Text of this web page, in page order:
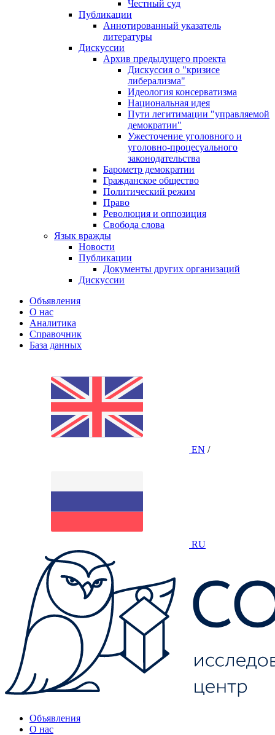
Честный суд
Публикации
Аннотированный указатель
литературы
Дискуссии
Архив предыдущего проекта
Дискуссия о "кризисе
либерализма"
Идеология консерватизма
Национальная идея
Пути легитимации "управляемой
демократии"
Ужесточение уголовного и
уголовно-процесуального
законодательства
Барометр демократии
Гражданское общество
Политический режим
Право
Революция и оппозиция
Свобода слова
Язык вражды
Новости
Публикации
Документы других организаций
Дискуссии
Объявления
О нас
Аналитика
Справочник
База данных
EN /
RU
Объявления
О нас